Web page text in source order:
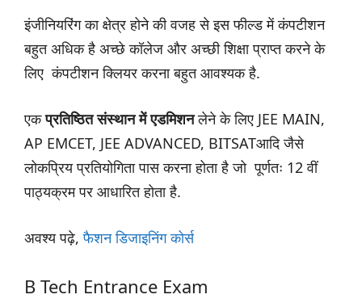
इंजीनियरिंग का क्षेत्र होने की वजह से इस फील्ड में कंपटीशन
बहुत अधिक है अच्छे कॉलेज और अच्छी शिक्षा प्राप्त करने के
लिए कंपटीशन क्लियर करना बहुत आवश्यक है.
एकप्रतिष्ठित संस्थान में एडमिशनलेने के लिए JEE MAIN,
AP EMCET, JEE ADVANCED, BITSATआदि जैसे
लोकप्रिय प्रतियोगिता पास करना होता है जो पूर्णतः 12 वीं
पाठ्यक्रम पर आधारित होता है.
अवश्य पढ़े,फैशन डिजाइनिंग कोर्स
B Tech Entrance Exam